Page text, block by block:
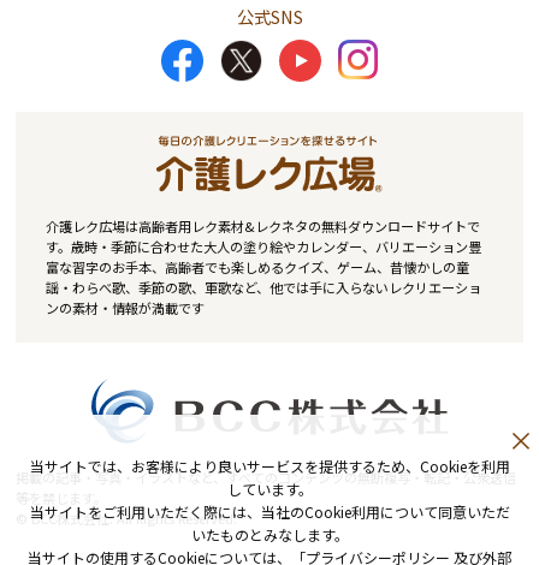
公式SNS
介護レク広場は高齢者用レク素材&レクネタの無料ダウンロードサイトで
す。歳時・季節に合わせた大人の塗り絵やカレンダー、バリエーション豊
富な習字のお手本、高齢者でも楽しめるクイズ、ゲーム、昔懐かしの童
謡・わらべ歌、季節の歌、軍歌など、他では手に入らないレクリエーショ
ンの素材・情報が満載です
掲載の記事・写真・イラストなど、すべてのコンテンツの無断複写・転記・公衆送信
© BCC株式会社. All Rights Reserved.
当サイトでは、お客様により良いサービスを提供するため、Cookieを利用
しています。
当サイトをご利用いただく際には、当社のCookie利用について同意いただ
いたものとみなします。
当サイトの使用するCookieについては、「プライバシーポリシー 及び外部